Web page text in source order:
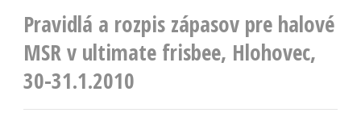
Pravidlá a rozpis zápasov pre halové
MSR v ultimate frisbee, Hlohovec,
30-31.1.2010